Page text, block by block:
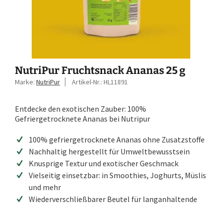
NutriPur Fruchtsnack Ananas 25 g
Marke: NutriPur Artikel-Nr.: HL11891
Entdecke den exotischen Zauber: 100%
Gefriergetrocknete Ananas bei Nutripur
100% gefriergetrocknete Ananas ohne Zusatzstoffe
Nachhaltig hergestellt für Umweltbewusstsein
Knusprige Textur und exotischer Geschmack
Vielseitig einsetzbar: in Smoothies, Joghurts, Müslis
und mehr
Wiederverschließbarer Beutel für langanhaltende